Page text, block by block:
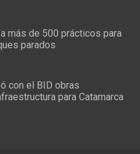
más de 500 prácticos para
parados
con el BID obras
para Catamarca